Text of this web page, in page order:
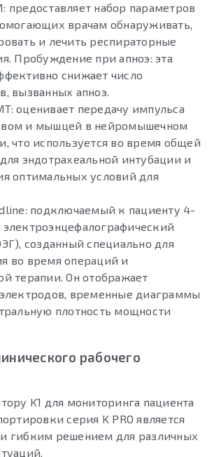
предоставляет набор параметров
врачам обнаруживать,
и лечить респираторные
Пробуждение при апноэ: эта
снижает число
вызванных апноэ.
оценивает передачу импульса
и мышцей в нейромышечном
что используется во время общей
эндотрахеальной интубации и
оптимальных условий для
подключаемый к пациенту 4-
созданный специально для
во время операций и
терапии. Он отображает
временные диаграммы
плотность мощности
рабочего
K1 для мониторинга пациента
серия K PRO является
гибким решением для различных